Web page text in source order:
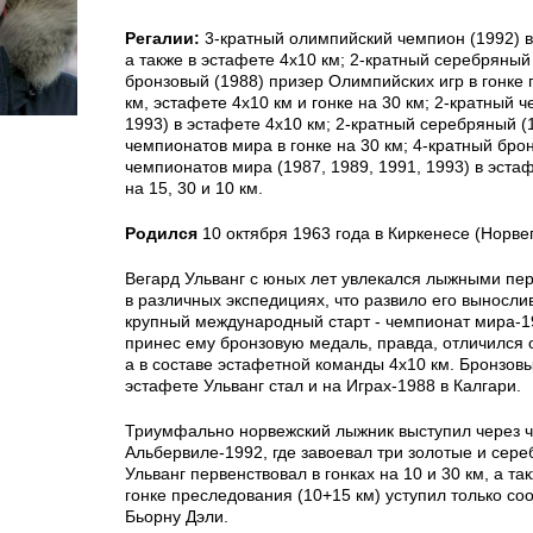
Регалии: 3-кратный олимпийский чемпион (1992)
а также в эстафете 4х10 км; 2-кратный
бронзовый (1988) призер Олимпийских игр в гонке
км, эстафете 4х10 км и гонке на 30 км; 2-кратный
1993) в эстафете 4х10 км; 2-кратный серебряный
чемпионатов мира в гонке на 30 км; 4-кратный
чемпионатов мира (1987, 1989, 1991, 1993) в
на 15, 30 и 10 км.
Родился 10 октября 1963 года в Киркенесе
Вегард Ульванг с юных лет увлекался лыжными
в различных экспедициях, что развило его
крупный международный старт - чемпионат мира-
принес ему бронзовую медаль, правда, отличился
а в составе эстафетной команды 4х10 км.
эстафете Ульванг стал и на Играх-1988 в Калгари.
Триумфально норвежский лыжник выступил через
Альбервиле-1992, где завоевал три золотые и
Ульванг первенствовал в гонках на 10 и 30 км, а
гонке преследования (10+15 км) уступил только
Бьорну Дэли.